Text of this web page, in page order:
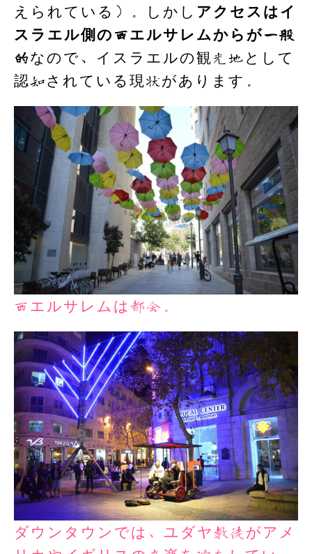
えられている）。しかし アクセスはイ
スラエル側の西エルサレムからが一般
的なので、イスラエルの観光地として
認知されている現状があります。
西エルサレムは都会。
ダウンタウンでは、ユダヤ教徒がアメ